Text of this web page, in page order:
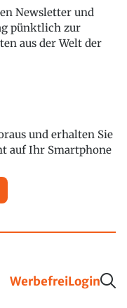
Newsletter und
pünktlich zur
aus der Welt der
und erhalten Sie
auf Ihr Smartphone
WerbefreiLogin